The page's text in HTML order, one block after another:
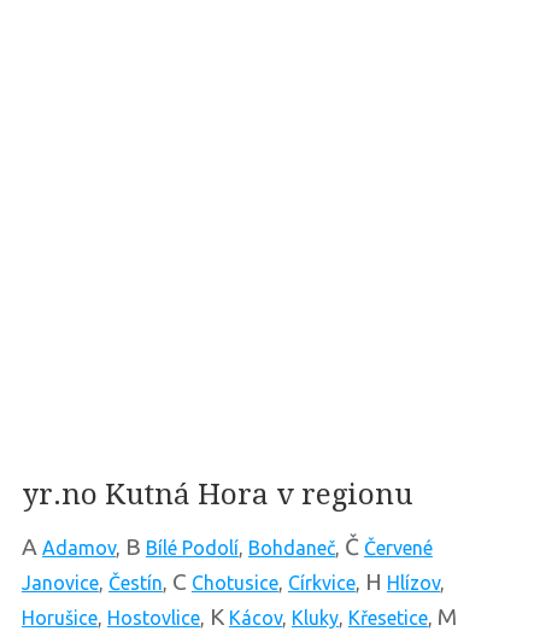
yr.no Kutná Hora v regionu
A Adamov, B Bílé Podolí, Bohdaneč, Č Červené
Janovice, Čestín, C Chotusice, Církvice, H Hlízov,
Horušice, Hostovlice, K Kácov, Kluky, Křesetice, M